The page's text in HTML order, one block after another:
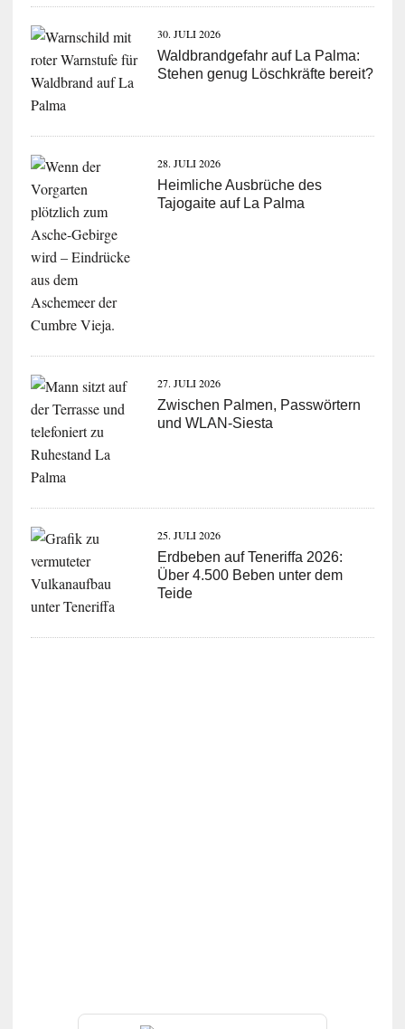
30. JULI 2026
Waldbrandgefahr auf La Palma:
Stehen genug Löschkräfte bereit?
28. JULI 2026
Heimliche Ausbrüche des
Tajogaite auf La Palma
27. JULI 2026
Zwischen Palmen, Passwörtern
und WLAN-Siesta
25. JULI 2026
Erdbeben auf Teneriffa 2026:
Über 4.500 Beben unter dem
Teide